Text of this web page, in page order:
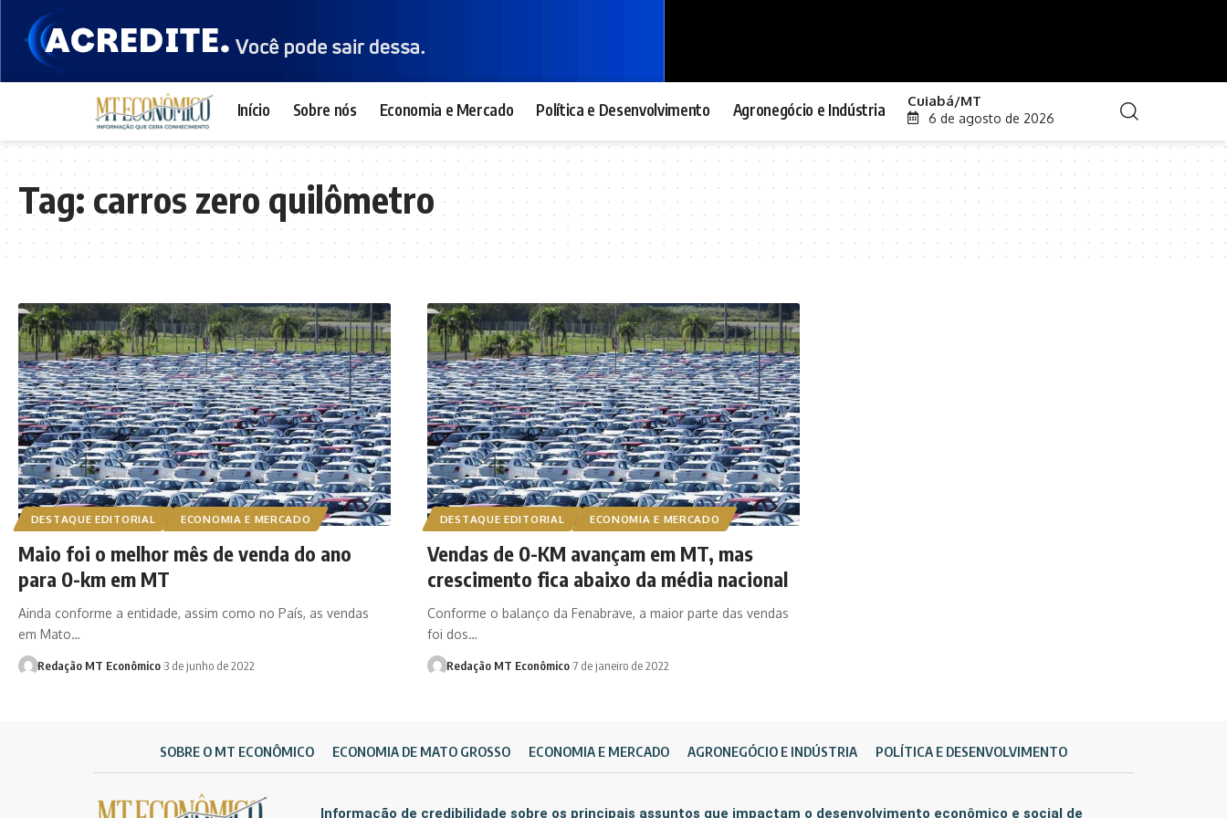
Início Sobre nós Economia e Mercado Política e Desenvolvimento Agronegócio e Indústria Cuiabá/MT
6 de agosto de 2026
Tag:carros zero quilômetro
DESTAQUE EDITORIAL ECONOMIA E MERCADO
Maio foi o melhor mês de venda do ano
para 0-km em MT
Ainda conforme a entidade, assim como no País, as vendas
em Mato…
Redação MT Econômico 3 de junho de 2022
DESTAQUE EDITORIAL ECONOMIA E MERCADO
Vendas de 0-KM avançam em MT, mas
crescimento fica abaixo da média nacional
Conforme o balanço da Fenabrave, a maior parte das vendas
foi dos…
Redação MT Econômico 7 de janeiro de 2022
SOBRE O MT ECONÔMICO ECONOMIA DE MATO GROSSO ECONOMIA E MERCADO AGRONEGÓCIO E INDÚSTRIA POLÍTICA E DESENVOLVIMENTO
Informação de credibilidade sobre os principais assuntos que impactam o desenvolvimento econômico e social de